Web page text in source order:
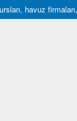
havuz